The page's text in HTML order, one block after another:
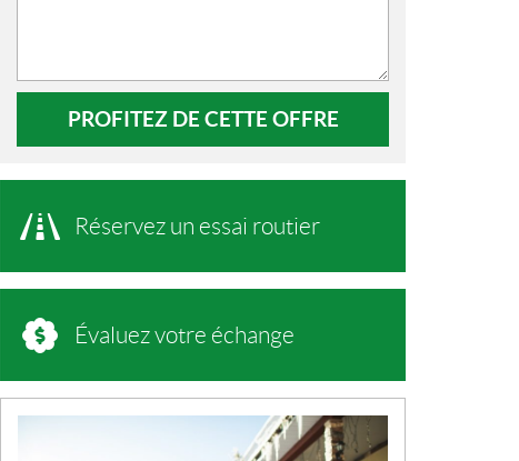
PROFITEZ DE CETTE OFFRE
Réservez un essai routier
Évaluez votre échange